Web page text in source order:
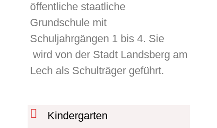
öffentliche staatliche
Grundschule mit
Schuljahrgängen 1 bis 4. Sie
wird von der Stadt Landsberg am
Lech als Schulträger geführt.
Kindergarten